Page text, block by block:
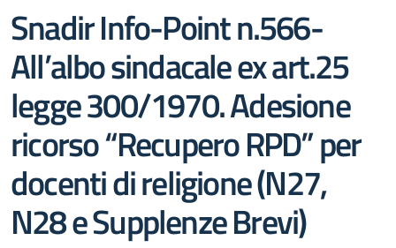
Snadir Info-Point n.566-
All’albo sindacale ex art.25
legge 300/1970. Adesione
ricorso “Recupero RPD” per
docenti di religione (N27,
N28 e Supplenze Brevi)